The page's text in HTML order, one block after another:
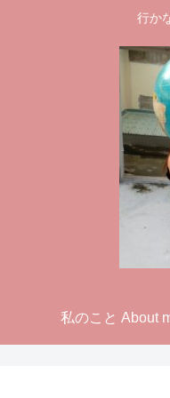
行か
私のこと About